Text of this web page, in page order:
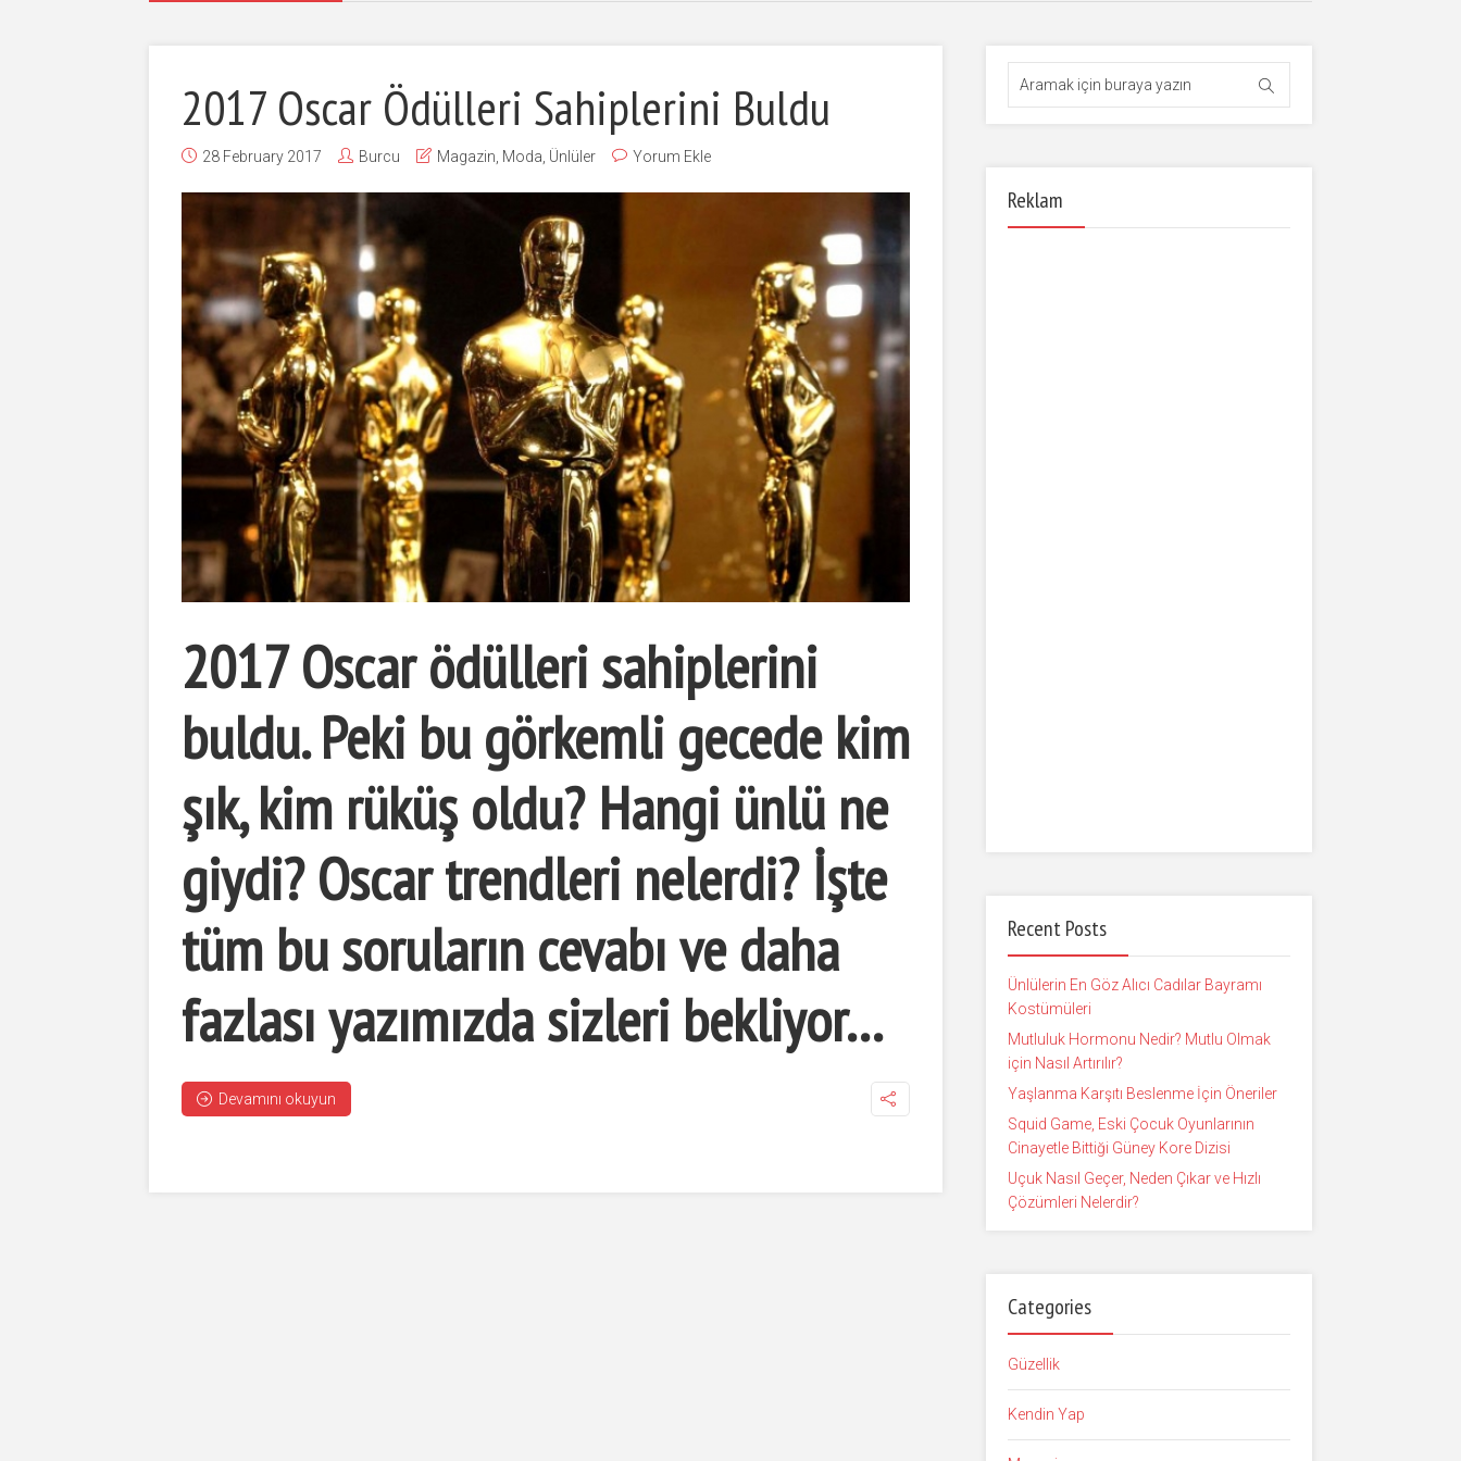
2017 Oscar Ödülleri Sahiplerini Buldu
28 February 2017 Burcu Magazin Moda Ünlüler Yorum Ekle
2017 Oscar ödülleri sahiplerini
buldu. Peki bu görkemli gecede kim
şık, kim rüküş oldu? Hangi ünlü ne
giydi? Oscar trendleri nelerdi? İşte
tüm bu soruların cevabı ve daha
fazlası yazımızda sizleri bekliyor…
Devamını okuyun
Reklam
Recent Posts
Ünlülerin En Göz Alıcı Cadılar Bayramı
Kostümüleri
Mutluluk Hormonu Nedir? Mutlu Olmak
için Nasıl Artırılır?
Yaşlanma Karşıtı Beslenme İçin Öneriler
Squid Game, Eski Çocuk Oyunlarının
Cinayetle Bittiği Güney Kore Dizisi
Uçuk Nasıl Geçer, Neden Çıkar ve Hızlı
Çözümleri Nelerdir?
Categories
Güzellik
Kendin Yap